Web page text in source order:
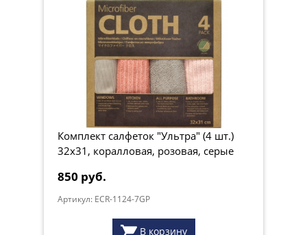
Комплект салфеток "Ультра" (4 шт.)
32х31, коралловая, розовая, серые
850 руб.
Артикул: ECR-1124-7GP
В корзину